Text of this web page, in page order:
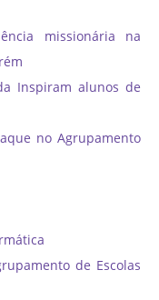
missionária na
Inspiram alunos de
no Agrupamento
de Escolas